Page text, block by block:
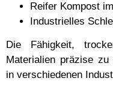
Reifer Kompost
Industrielles
Die Fähigkeit,
Materialien präzise
in verschiedenen